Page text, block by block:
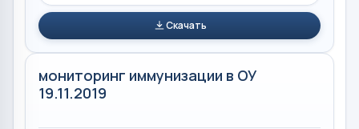
Скачать
мониторинг иммунизации в ОУ
19.11.2019